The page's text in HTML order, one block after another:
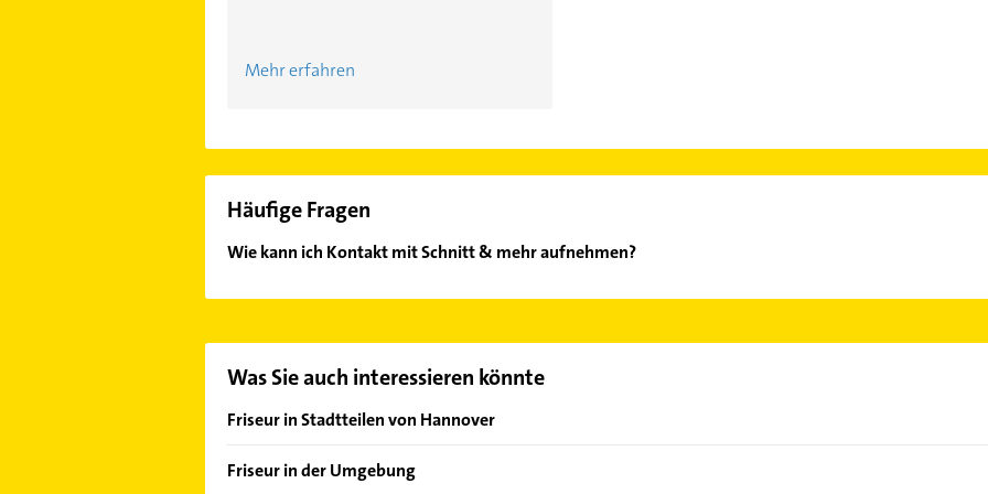
Mehr erfahren
Häufige Fragen
Wie kann ich Kontakt mit Schnitt & mehr aufnehmen?
Was Sie auch interessieren könnte
Friseur in Stadtteilen von Hannover
Ahlem
Friseur in der Umgebung